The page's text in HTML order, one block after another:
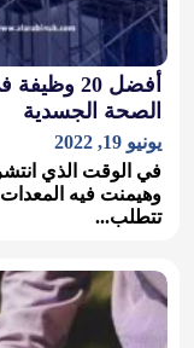
أفضل 20
الصحة الجسدية
يونيو 19, 2022
في الوقت الذي
وهيمنت فيه المعدات
تتطلب...